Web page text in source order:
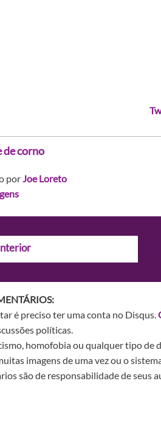
de corno
porJoe Loreto
é preciso ter uma conta no Disqus.
políticas.
homofobia ou qualquer tipo de
imagens de uma vez ou o
são de responsabilidade de seus